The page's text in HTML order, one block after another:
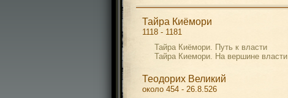
Тайра Киёмори
1118 - 1181
Тайра Киёмори. Путь к власти
Тайра Киемори. На вершине власти
Теодорих Великий
около 454 - 26.8.526